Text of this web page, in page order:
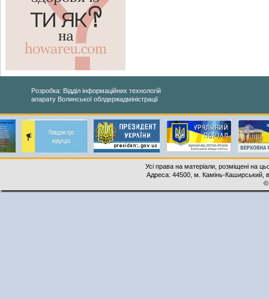
Розробка: Відділ інформаційних технологій
апарату Волинської облдержадміністрації
Усі права на матеріали, розміщені на
Адреса: 44500, м. Камінь-Каширський,
©